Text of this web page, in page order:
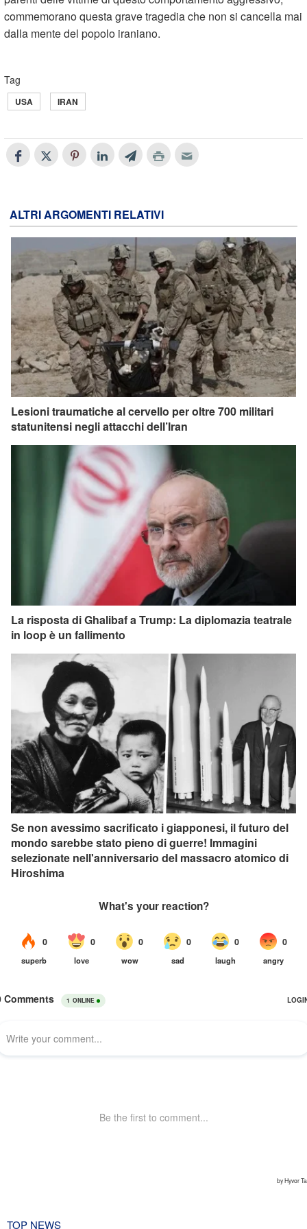
commemorano questa grave tragedia che non si cancella mai
dalla mente del popolo iraniano.
Tag
USA IRAN
ALTRI ARGOMENTI RELATIVI
Lesioni traumatiche al cervello per oltre 700 militari
statunitensi negli attacchi dell’Iran
La risposta di Ghalibaf a Trump: La diplomazia teatrale
in loop è un fallimento
Se non avessimo sacrificato i giapponesi, il futuro del
mondo sarebbe stato pieno di guerre! Immagini
selezionate nell'anniversario del massacro atomico di
Hiroshima
TOP NEWS